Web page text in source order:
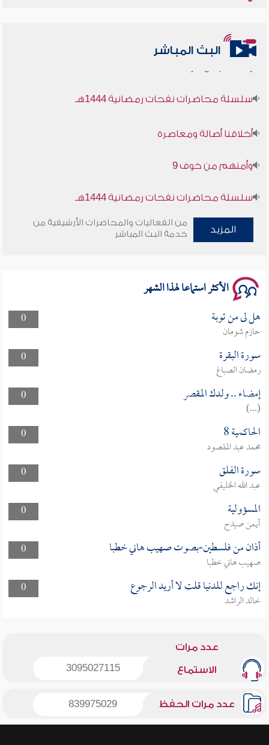
البث المباشر
وأمنهم من خوف 9
المزيد
من الفعاليات والمحاضرات الأرشيفية من
خدمة البث المباشر
الأكثر استماعا لهذا الشهر
0 هل لى من توبة
حازم شومان
0
سورة البقرة
رمضان الصباغ
0
إمضاء .. ولدك المقصر
(...)
0
الحاكمية 8
محمد عبد المقصود
0
سورة الفلق
عبد الله الخليفي
0
المسؤولية
أيمن صيدح
0
أذان من فلسطين-بصوت صهيب هاني خطبا
صهيب هاني خطبا
0
إنك راجع للدنيا قلت لا أريد الرجوع
خالد الراشد
عدد مرات
الاستماع 3095027115
عدد مرات الحفظ 839975029